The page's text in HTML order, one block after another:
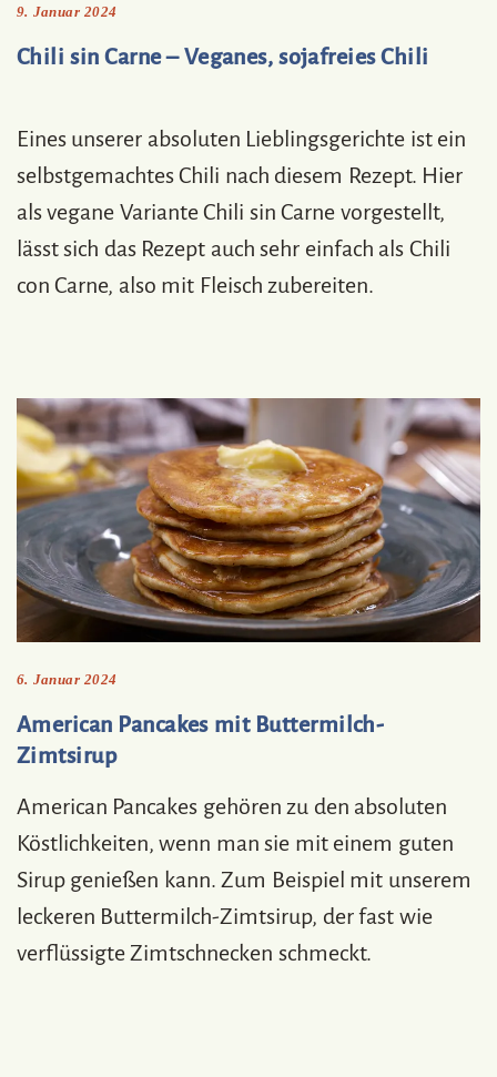
9. Januar 2024
Chili sin Carne – Veganes, sojafreies Chili
Eines unserer absoluten Lieblingsgerichte ist ein
selbstgemachtes Chili nach diesem Rezept. Hier
als vegane Variante Chili sin Carne vorgestellt,
lässt sich das Rezept auch sehr einfach als Chili
con Carne, also mit Fleisch zubereiten.
6. Januar 2024
American Pancakes mit Buttermilch-
Zimtsirup
American Pancakes gehören zu den absoluten
Köstlichkeiten, wenn man sie mit einem guten
Sirup genießen kann. Zum Beispiel mit unserem
leckeren Buttermilch-Zimtsirup, der fast wie
verflüssigte Zimtschnecken schmeckt.